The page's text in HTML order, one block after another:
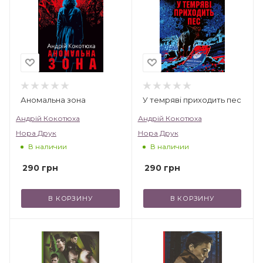
2012 году Андрей Кокотюха стал «Золотым
писателем Украины».
Аномальна зона
Андрій Кокотюха
Нора Друк
В наличии
290 грн
В КОРЗИНУ
У темряві приходить пес
Андрій Кокотюха
Нора Друк
В наличии
290грн
В КОРЗИНУ